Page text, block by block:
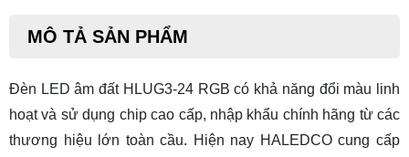
MÔ TẢ SẢN PHẨM
Đèn LED âm đất HLUG3-24 RGBcó khả năng đổi màu linh
hoạt và sử dụng chip cao cấp, nhập khẩu chính hãng từ các
thương hiệu lớn toàn cầu. Hiện nay HALEDCO cung cấp